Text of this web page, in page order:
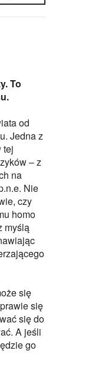
To
od
Jedna z
tej
– z
na
Nie
czy
homo
myślą
się
się
się do
A jeśli
go